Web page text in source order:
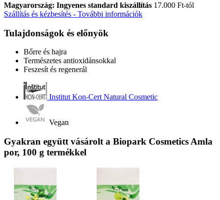
Magyarország: Ingyenes standard kiszállítás 17.000 Ft-tól
Szállítás és kézbesítés - További információk
Tulajdonságok és előnyök
Bőrre és hajra
Természetes antioxidánsokkal
Feszesít és regenerál
Institut Kon-Cert Natural Cosmetic
Vegan
Gyakran együtt vásárolt a Biopark Cosmetics Amla
por, 100 g termékkel